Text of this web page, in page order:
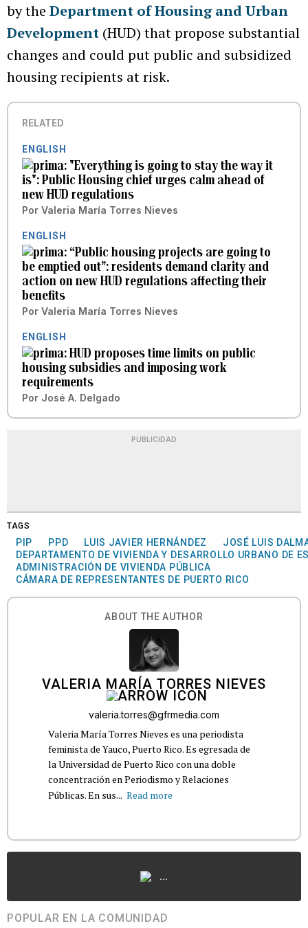
by the Department of Housing and Urban
Development (HUD) that propose substantial
changes and could put public and subsidized
housing recipients at risk.
RELATED
ENGLISH
"Everything is going to stay the way it
is": Public Housing chief urges calm ahead of
new HUD regulations
Por Valeria María Torres Nieves
ENGLISH
“Public housing projects are going to
be emptied out”: residents demand clarity and
action on new HUD regulations affecting their
benefits
Por Valeria María Torres Nieves
ENGLISH
HUD proposes time limits on public
housing subsidies and imposing work
requirements
Por José A. Delgado
PUBLICIDAD
TAGS
PIP PPD LUIS JAVIER HERNÁNDEZ
JOSÉ LUIS
DEPARTAMENTO DE VIVIENDA Y DESARROLLO URBANO DE
ADMINISTRACIÓN DE VIVIENDA PÚBLICA
CÁMARA DE REPRESENTANTES DE PUERTO RICO
ABOUT THE AUTHOR
VALERIA MARÍA TORRES NIEVES
valeria.torres@gfrmedia.com
Valeria María Torres Nieves es una periodista
feminista de Yauco, Puerto Rico. Es egresada de
la Universidad de Puerto Rico con una doble
concentración en Periodismo y Relaciones
Públicas. En sus... Read more
...
POPULAR EN LA COMUNIDAD